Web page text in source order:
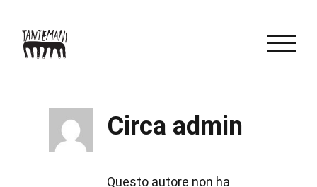
contenuto
Circa admin
Questo autore non ha